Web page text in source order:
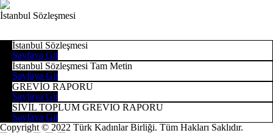
İstanbul Sözleşmesi
İstanbul Sözleşmesi
Sayfaya Git
İstanbul Sözleşmesi Tam Metin
Sayfaya Git
GREVİO RAPORU
Sayfaya Git
SİVİL TOPLUM GREVIO RAPORU
Sayfaya Git
Copyright © 2022 Türk Kadınlar Birliği. Tüm Hakları Saklıdır.